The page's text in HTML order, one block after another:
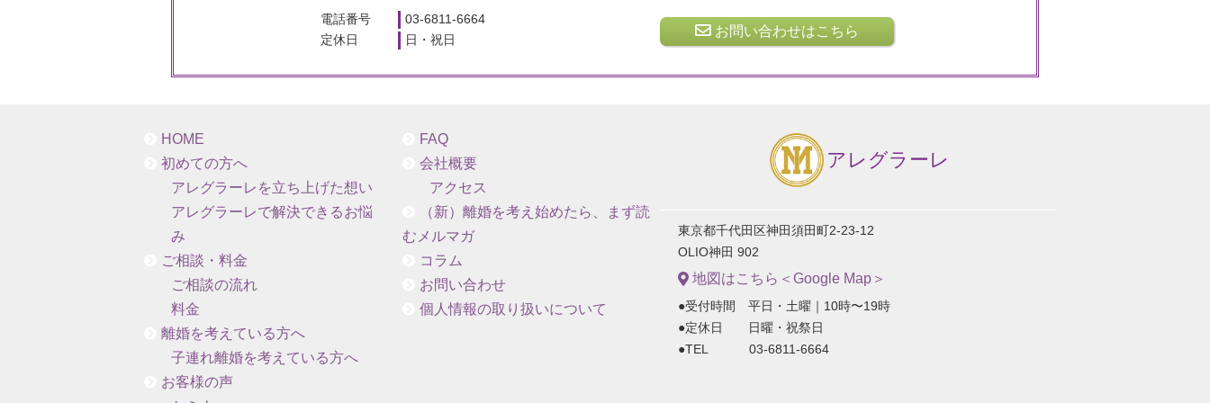
お問い合わせはこちら
電話番号
03-6811-6664
定休日
日・祝日
HOME
初めての方へ
アレグラーレを立ち上げた想い
アレグラーレで解決できるお悩
み
ご相談・料金
ご相談の流れ
料金
離婚を考えている方へ
子連れ離婚を考えている方へ
お客様の声
FAQ
会社概要
アクセス
（新）離婚を考え始めたら、まず読
むメルマガ
コラム
お問い合わせ
個人情報の取り扱いについて
アレグラーレ
東京都千代田区神田須田町2-23-12
OLIO神田 902
地図はこちら＜Google Map＞
●受付時間 平日・土曜｜10時〜19時
●定休日 日曜・祝祭日
●TEL 03-6811-6664